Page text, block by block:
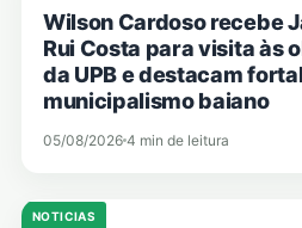
Wilson Cardoso recebe
Rui Costa para visita às
da UPB e destacam
municipalismo baiano
05/08/2026 4 min de leitura
NOTICIAS